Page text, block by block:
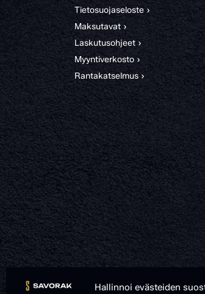
Hallinnoi evästeiden
Tietosuojaseloste ›
Maksutavat ›
Laskutusohjeet ›
Myyntiverkosto ›
Rantakatselmus ›